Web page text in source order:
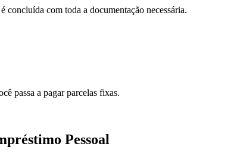
concluída com toda a documentação necessária.
passa a pagar parcelas fixas.
Pessoal